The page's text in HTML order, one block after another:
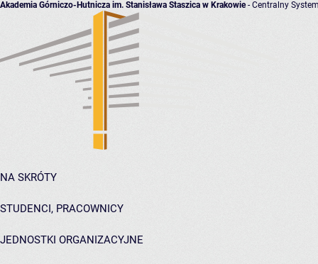
Akademia Górniczo-Hutnicza im. Stanisława Staszica w Krakowie- Centralny
NA SKRÓTY
STUDENCI, PRACOWNICY
JEDNOSTKI ORGANIZACYJNE